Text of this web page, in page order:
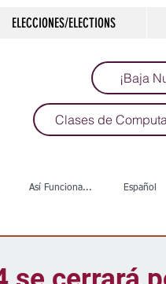
ELECCIONES/ELECTIONS
¡Baja
Clases de
Así Funciona... Español